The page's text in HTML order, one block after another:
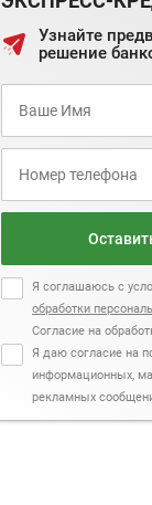
Узнайте
решение
Я соглашаюсь с
обработки
Согласие на
Я даю согласие на
информационных,
рекламных